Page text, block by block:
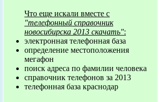
Что еще искали вместе с
"телефонный справочник
новосибирска 2013 скачать":
электронная телефонная база
определение местоположения
мегафон
поиск адреса по фамилии человека
справочник телефонов за 2013
телефонная база краснодар